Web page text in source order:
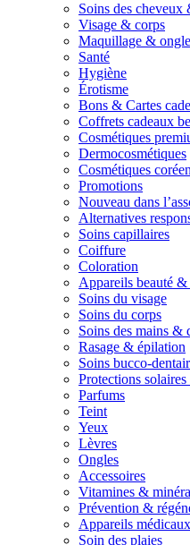
Soins des
Visage & corps
Maquillage &
Santé
Hygiène
Érotisme
Bons & Cartes
Coffrets cadeaux
Cosmétiques
Dermocosmétiques
Cosmétiques
Promotions
Nouveau dans
Alternatives
Soins capillaires
Coiffure
Coloration
Appareils beauté &
Soins du visage
Soins du corps
Soins des mains &
Rasage & épilation
Soins bucco-
Protections
Parfums
Teint
Yeux
Lèvres
Ongles
Accessoires
Vitamines &
Prévention &
Appareils médicaux
Soin des plaies